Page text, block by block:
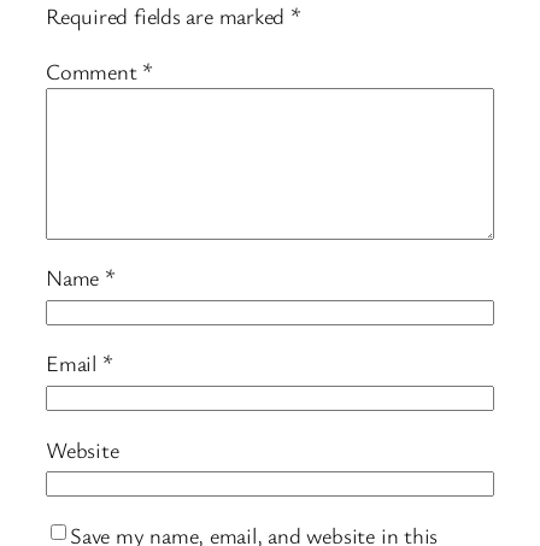
Required fields are marked *
Comment *
Name *
Email *
Website
Save my name, email, and website in this